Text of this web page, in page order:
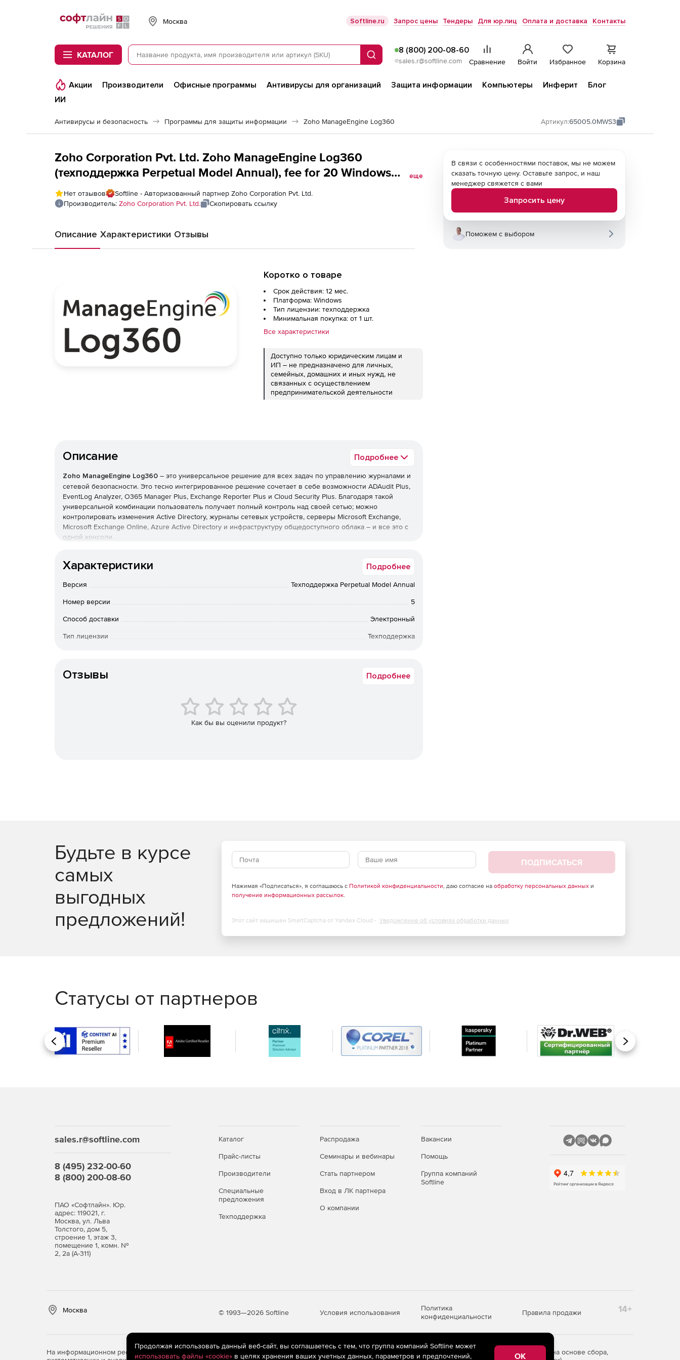
Softline
Москва Softline.ru Запрос цены Тендеры Для юр.лиц Оплата и доставка Контакты
КАТАЛОГ Поиск
8 (800) 200-08-60
sales.r@softline.com Сравнение Войти Избранное Корзина
Акции Производители Офисные программы Антивирусы для организаций Защита информации Компьютеры Инферит
Блог
ИИ
Антивирусы и безопасность Программы для защиты информации Zoho ManageEngine Log360 Артикул:65005.0MWS3
Zoho Corporation Pvt. Ltd. Zoho ManageEngine Log360
(техподдержка Perpetual Model Annual), fee for 20 Windows
Servers
еще
Нет отзывов
Softline - Авторизованный партнер Zoho Corporation Pvt. Ltd.
Производитель: Zoho Corporation Pvt. Ltd. Скопировать ссылку
Описание Характеристики Отзывы
Коротко о товаре
Срок действия: 12 мес.
Платформа: Windows
Тип лицензии: техподдержка
Минимальная покупка: от 1 шт.
Все характеристики
Доступно только юридическим лицам и
ИП – не предназначено для личных,
семейных, домашних и иных нужд, не
связанных с осуществлением
предпринимательской деятельности
Описание Подробнее
Zoho ManageEngine Log360 – это универсальное решение для всех задач по управлению журналами и
сетевой безопасности. Это тесно интегрированное решение сочетает в себе возможности ADAudit Plus,
EventLog Analyzer, O365 Manager Plus, Exchange Reporter Plus и Cloud Security Plus. Благодаря такой
универсальной комбинации пользователь получает полный контроль над своей сетью; можно
контролировать изменения Active Directory, журналы сетевых устройств, серверы Microsoft Exchange,
Microsoft Exchange Online, Azure Active Directory и инфраструктуру общедоступного облака – и все это с
одной консоли.
Соответствие строгим требованиям нормативных мандатов, таких как PCI DSS, FISMA, HIPAA, SOX,
Active Directory и Exchange Online.
серверов IIS и Apache, баз данных SQL и Oracle, устройств защиты периметра, таких как
Доступ к облачным инфраструктурам AWS и Azure.
Характеристики Подробнее
Версия Техподдержка Perpetual Model Annual
Номер версии 5
Способ доставки Электронный
Тип лицензии Техподдержка
Отзывы Подробнее
Как бы вы оценили продукт?
В связи с особенностями поставок, мы не можем
сказать точную цену. Оставьте запрос, и наш
менеджер свяжется с вами
Запросить цену
Поможем с выбором
Будьте в курсе
самых
выгодных
предложений!
ПОДПИСАТЬСЯ
Нажимая «Подписаться», я соглашаюсь с Политикой конфиденциальности, даю согласие на обработку персональных данныхи
получение информационных рассылок.
Этот сайт защищен SmartCaptcha от Yandex Cloud - Уведомление об условиях обработки данных
Статусы от партнеров
Назад Вперед
sales.r@softline.com
8 (495) 232-00-60
8 (800) 200-08-60
ПАО «Софтлайн». Юр.
адрес: 119021, г.
Москва, ул. Льва
Толстого, дом 5,
строение 1, этаж 3,
помещение 1, комн. №
2, 2а (А-311)
Каталог
Прайс-листы
Производители
Специальные
предложения
Техподдержка
Распродажа
Семинары и вебинары
Стать партнером
Вход в ЛК партнера
О компании
Вакансии
Помощь
Группа компаний
Softline
Москва © 1993—2026 Softline Условия использования
Политика
конфиденциальности
Правила продажи 14+
На информационном ресурсе store.softline.ru применяются рекомендательные технологии
(информационные технологии предоставления информации на основе сбора,
Продолжая использовать данный веб-сайт, вы соглашаетесь с тем, что группа компаний Softline может
использовать файлы «cookie»в целях хранения ваших учетных данных, параметров и предпочтений, OK